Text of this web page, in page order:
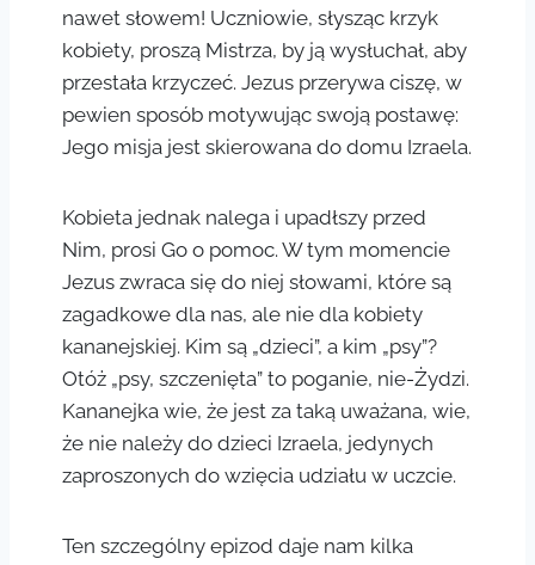
nawet słowem! Uczniowie, słysząc krzyk
kobiety, proszą Mistrza, by ją wysłuchał, aby
przestała krzyczeć. Jezus przerywa ciszę, w
pewien sposób motywując swoją postawę:
Jego misja jest skierowana do domu Izraela.
Kobieta jednak nalega i upadłszy przed
Nim, prosi Go o pomoc. W tym momencie
Jezus zwraca się do niej słowami, które są
zagadkowe dla nas, ale nie dla kobiety
kananejskiej. Kim są „dzieci”, a kim „psy”?
Otóż „psy, szczenięta” to poganie, nie-Żydzi.
Kananejka wie, że jest za taką uważana, wie,
że nie należy do dzieci Izraela, jedynych
zaproszonych do wzięcia udziału w uczcie.
Ten szczególny epizod daje nam kilka